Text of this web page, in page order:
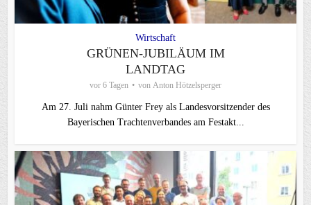
Wirtschaft
GRÜNEN-JUBILÄUM IM
LANDTAG
vor 6 Tagen von Anton Hötzelsperger
Am 27. Juli nahm Günter Frey als Landesvorsitzender des
Bayerischen Trachtenverbandes am Festakt...